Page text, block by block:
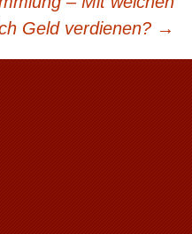
Geld verdienen? →